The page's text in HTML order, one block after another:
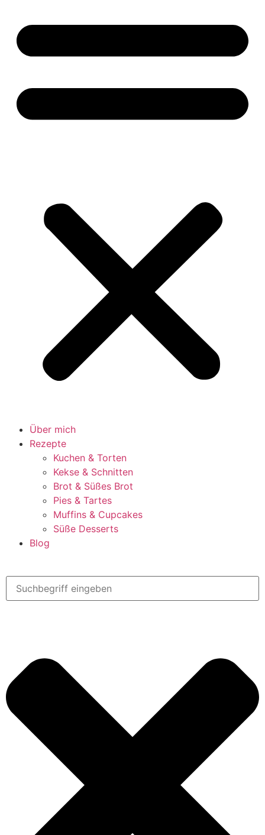
Über mich
Rezepte
Kuchen & Torten
Kekse & Schnitten
Brot & Süßes Brot
Pies & Tartes
Muffins & Cupcakes
Süße Desserts
Blog